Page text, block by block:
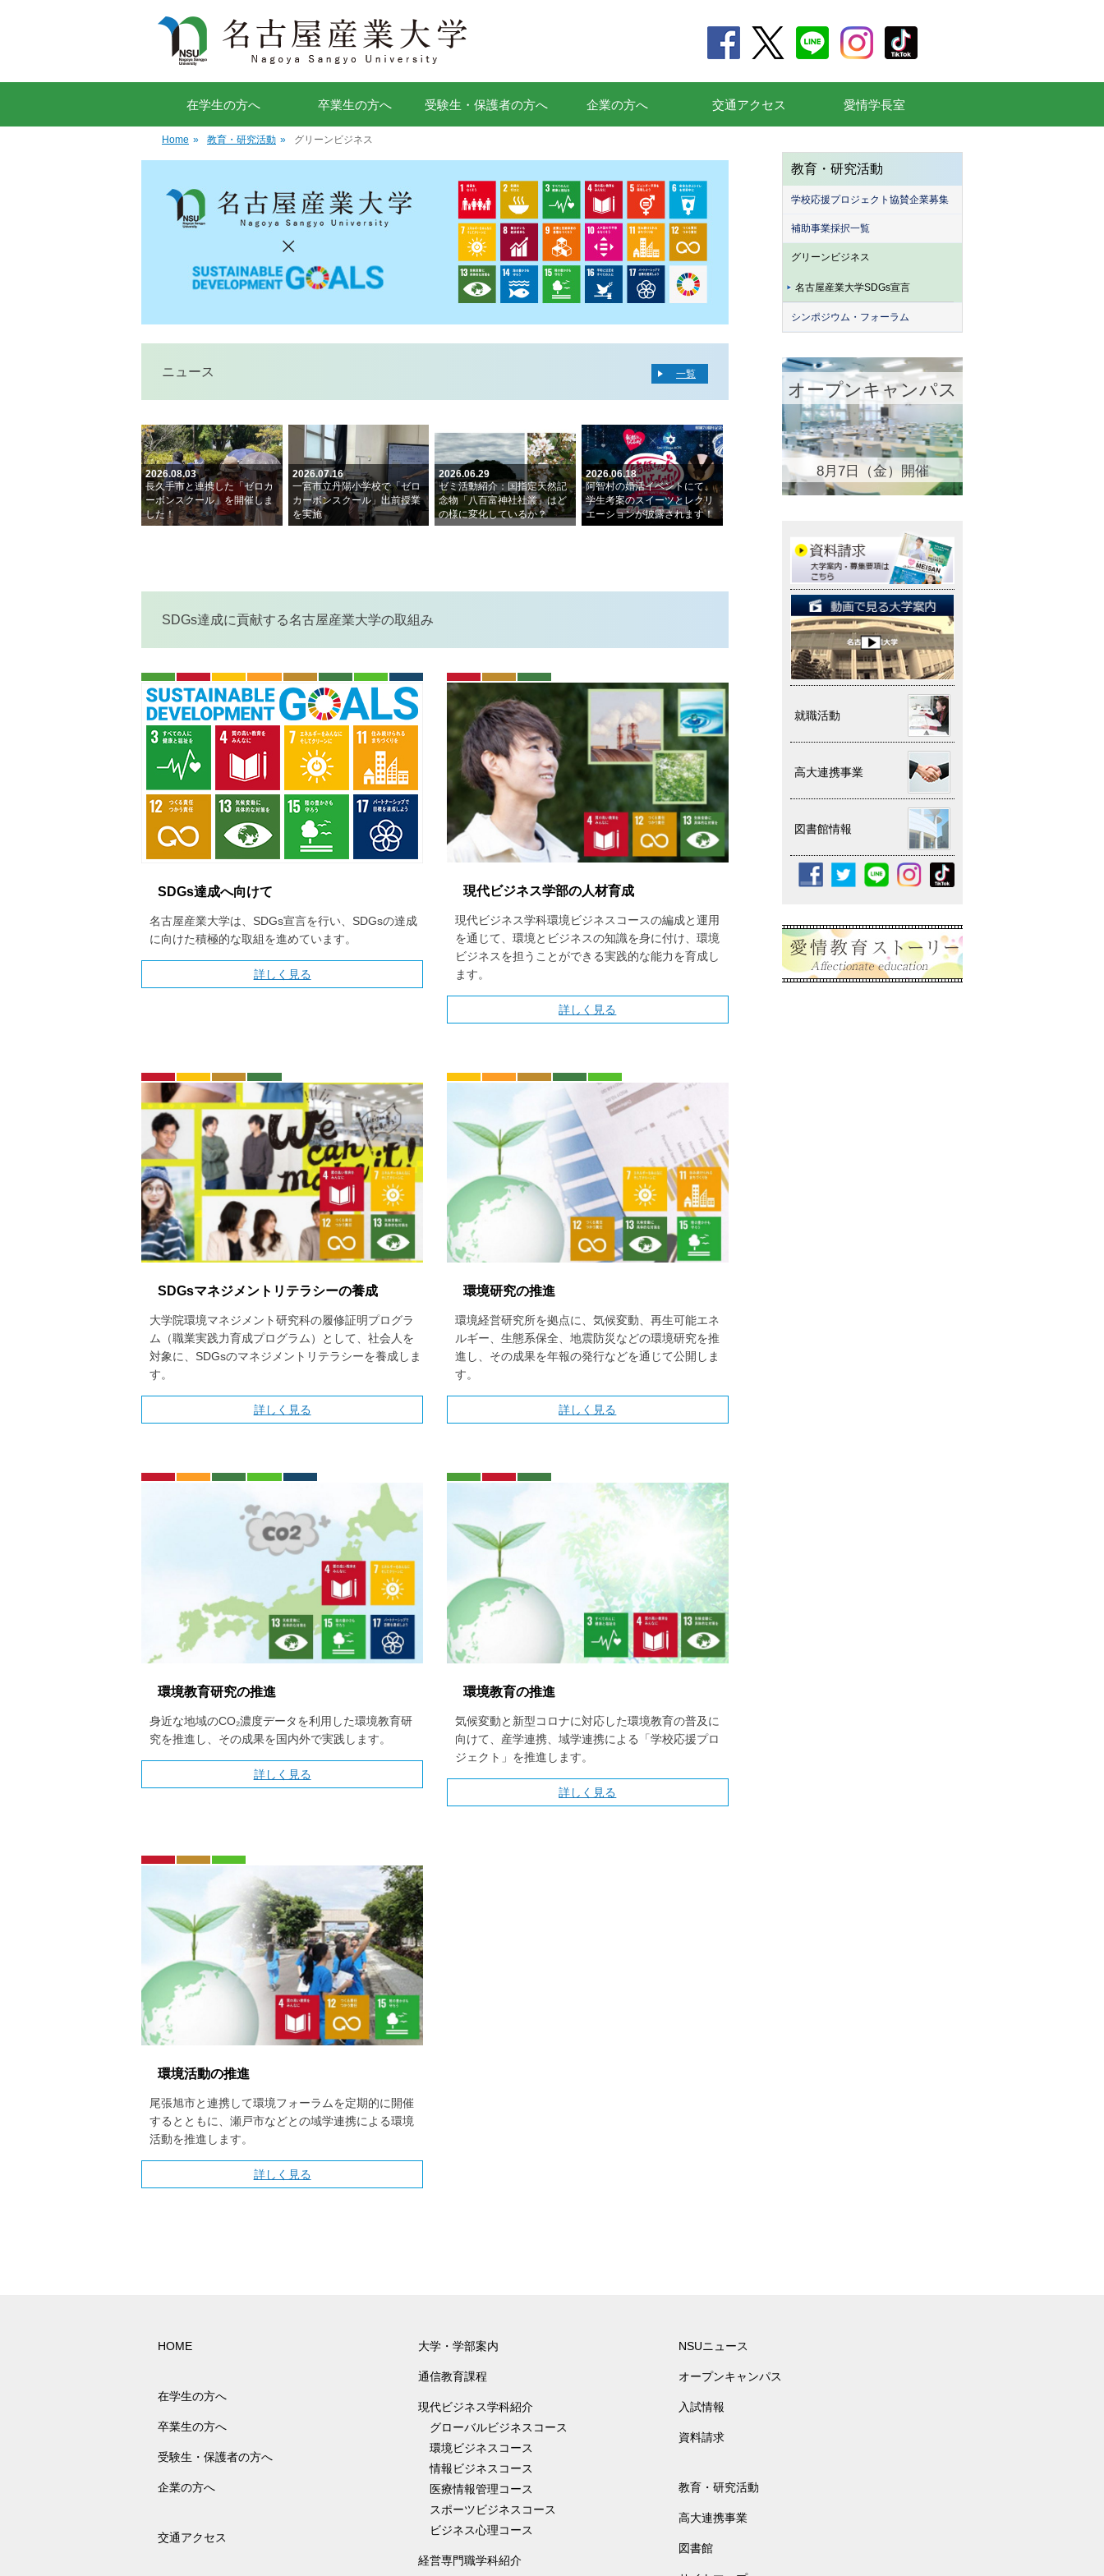
在学生の方へ 卒業生の方へ 受験生・保護者の方へ 企業の方へ 交通アクセス 愛情学長室
Home » 教育・研究活動 » グリーンビジネス
ニュース 一覧
2026.08.03
長久手市と連携した「ゼロカ
ーボンスクール」を開催しま
した！
2026.07.16
一宮市立丹陽小学校で「ゼロ
カーボンスクール」出前授業
を実施
2026.06.29
ゼミ活動紹介：国指定天然記
念物「八百富神社社叢」はど
の様に変化しているか？
2026.06.18
阿智村の婚活イベントにて、
学生考案のスイーツとレクリ
エーションが披露されます！
SDGs達成に貢献する名古屋産業大学の取組み
SDGs達成へ向けて
名古屋産業大学は、SDGs宣言を行い、SDGsの達成
に向けた積極的な取組を進めています。
詳しく見る
現代ビジネス学部の人材育成
現代ビジネス学科環境ビジネスコースの編成と運用
を通じて、環境とビジネスの知識を身に付け、環境
ビジネスを担うことができる実践的な能力を育成し
ます。
詳しく見る
SDGsマネジメントリテラシーの養成
大学院環境マネジメント研究科の履修証明プログラ
ム（職業実践力育成プログラム）として、社会人を
対象に、SDGsのマネジメントリテラシーを養成しま
す。
詳しく見る
環境研究の推進
環境経営研究所を拠点に、気候変動、再生可能エネ
ルギー、生態系保全、地震防災などの環境研究を推
進し、その成果を年報の発行などを通じて公開しま
す。
詳しく見る
環境教育研究の推進
身近な地域のCO₂濃度データを利用した環境教育研
究を推進し、その成果を国内外で実践します。
詳しく見る
環境教育の推進
気候変動と新型コロナに対応した環境教育の普及に
向けて、産学連携、域学連携による「学校応援プロ
ジェクト」を推進します。
詳しく見る
環境活動の推進
尾張旭市と連携して環境フォーラムを定期的に開催
するとともに、瀬戸市などとの域学連携による環境
活動を推進します。
詳しく見る
教育・研究活動
学校応援プロジェクト協賛企業募集
補助事業採択一覧
グリーンビジネス
名古屋産業大学SDGs宣言
シンポジウム・フォーラム
オープンキャンパス
8月7日（金）開催
就職活動
高大連携事業
図書館情報
HOME
在学生の方へ
卒業生の方へ
受験生・保護者の方へ
企業の方へ
交通アクセス
大学・学部案内
通信教育課程
現代ビジネス学科紹介
グローバルビジネスコース
環境ビジネスコース
情報ビジネスコース
医療情報管理コース
スポーツビジネスコース
ビジネス心理コース
経営専門職学科紹介
NSUニュース
オープンキャンパス
入試情報
資料請求
教育・研究活動
高大連携事業
図書館